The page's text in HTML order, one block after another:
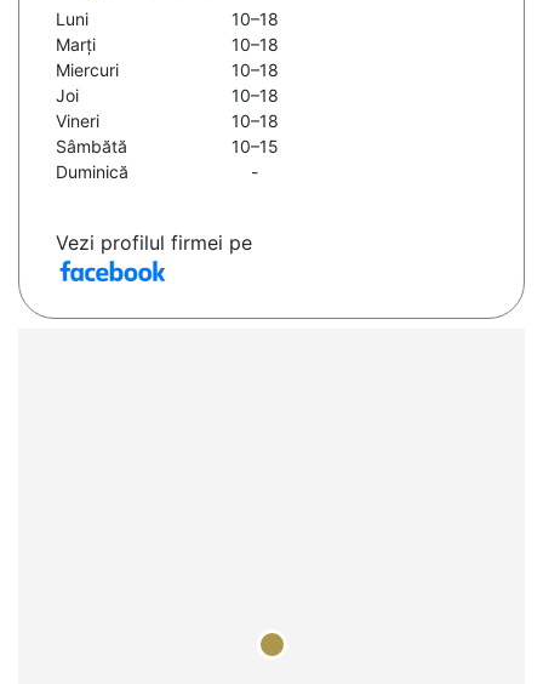
Luni
10–18
Marți
10–18
Miercuri
10–18
Joi
10–18
Vineri
10–18
Sâmbătă
10–15
Duminică
-
Vezi profilul firmei pe